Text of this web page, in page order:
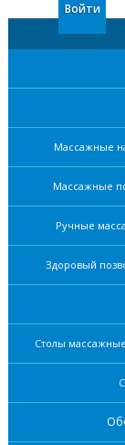
Войти
Массажные
Массажные
Ручные
Здоровый
Столы